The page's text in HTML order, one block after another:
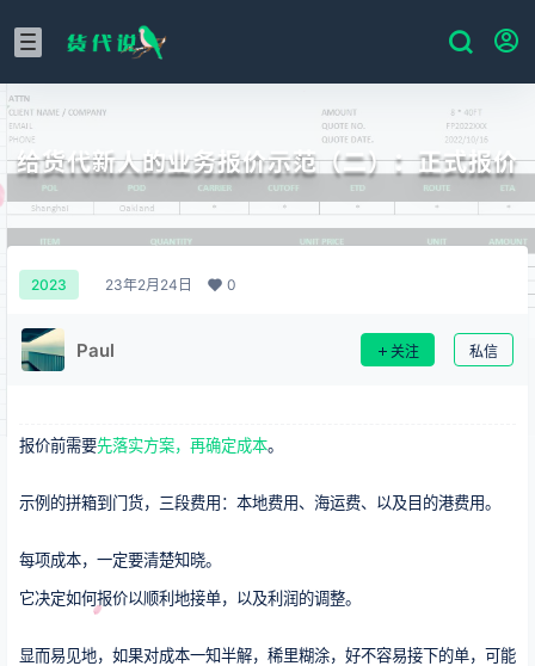
给货代新人的业务报价示范（二）：正式报价
2023 23年2月24日 0
Paul 关注 私信
报价前需要先落实方案，再确定成本。
示例的拼箱到门货，三段费用：本地费用、海运费、以及目的港费用。
每项成本，一定要清楚知晓。
它决定如何报价以顺利地接单，以及利润的调整。
显而易见地，如果对成本一知半解，稀里糊涂，好不容易接下的单，可能